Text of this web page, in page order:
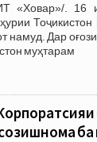
. 16
намуд. Дар
муҳтарам